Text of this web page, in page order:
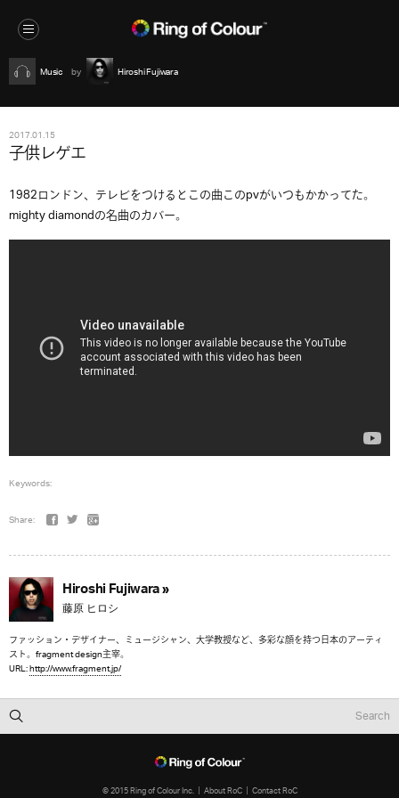
Music Hiroshi Fujiwara
2017.01.15
子供レゲエ
1982ロンドン、テレビをつけるとこの曲このpvがいつもかかってた。
mighty diamondの名曲のカバー。
Keywords:
Share:
Hiroshi Fujiwara »
藤原 ヒロシ
ファッション・デザイナー、ミュージシャン、大学教授など、多彩な顔を持つ日本のアーティ
スト。fragment design主宰。
URL:http://www.fragment.jp/
© 2015 Ring of Colour Inc. About RoC Contact RoC